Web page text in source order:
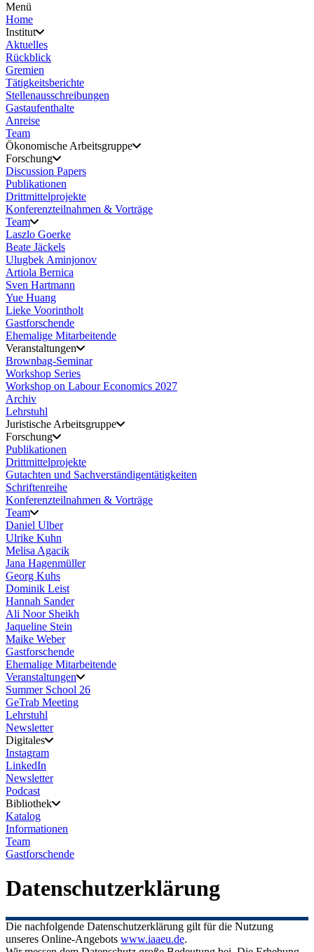
Menü
Home
Institut
Aktuelles
Rückblick
Gremien
Tätigkeitsberichte
Stellenausschreibungen
Gastaufenthalte
Anreise
Team
Ökonomische Arbeitsgruppe
Forschung
Discussion Papers
Publikationen
Drittmittelprojekte
Konferenzteilnahmen & Vorträge
Team
Laszlo Goerke
Beate Jäckels
Ulugbek Aminjonov
Artiola Bernica
Sven Hartmann
Yue Huang
Lieke Voorintholt
Gastforschende
Ehemalige Mitarbeitende
Veranstaltungen
Brownbag-Seminar
Workshop Series
Workshop on Labour Economics 2027
Archiv
Lehrstuhl
Juristische Arbeitsgruppe
Forschung
Publikationen
Drittmittelprojekte
Gutachten und Sachverständigentätigkeiten
Schriftenreihe
Konferenzteilnahmen & Vorträge
Team
Daniel Ulber
Ulrike Kuhn
Melisa Agacik
Jana Hagenmüller
Georg Kuhs
Dominik Leist
Hannah Sander
Ali Noor Sheikh
Jaqueline Stein
Maike Weber
Gastforschende
Ehemalige Mitarbeitende
Veranstaltungen
Summer School 26
GeTrab Meeting
Lehrstuhl
Newsletter
Digitales
Instagram
LinkedIn
Newsletter
Podcast
Bibliothek
Katalog
Informationen
Team
Gastforschende
Datenschutzerklärung
Die nachfolgende Datenschutzerklärung gilt für die Nutzung
unseres Online-Angebots www.iaaeu.de.